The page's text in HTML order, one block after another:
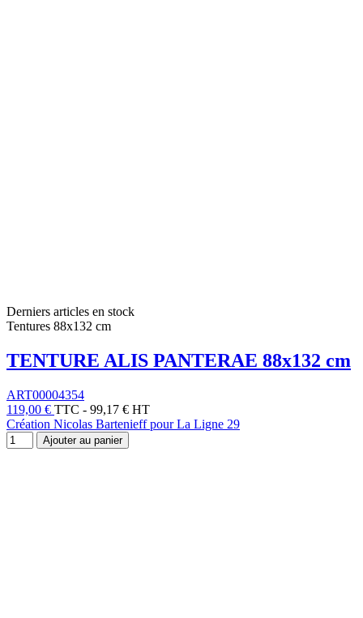
Derniers articles en stock
Tentures 88x132 cm
TENTURE ALIS PANTERAE 88x132 cm
ART00004354
119,00 € TTC - 99,17 € HT
Création Nicolas Bartenieff pour La Ligne 29
Ajouter au panier